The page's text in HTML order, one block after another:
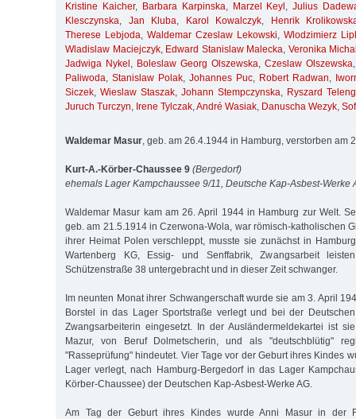
Kristine Kaicher, Barbara Karpinska, Marzel Keyl ,Julius
Klesczynska, Jan Kluba, Karol Kowalczyk,
Henrik
Therese Lebjoda, Waldemar Czeslaw Lekowski, Wlodzimierz
Wladislaw Maciejczyk, Edward Stanislaw Malecka, Veronika
Jadwiga Nykel , Boleslaw Georg Olszewska, Czeslaw Olszewska
Paliwoda, Stanislaw Polak, Johannes Puc, Robert Radwan,
Siczek, Wieslaw Staszak, Johann Stempczynska, Ryszard
Juruch Turczyn, Irene Tylczak,André Wasiak, Danuscha Wezyk,
Waldemar Masur , geb. am 26.4.1944 in Hamburg, verstorben am
Kurt-A.-Körber-Chaussee 9 (Bergedorf)
ehemals Lager Kampchaussee 9/11, Deutsche Kap-Asbest-Werke
Waldemar Masur kam am 26. April 1944 in Hamburg zur Welt.
geb. am 21.5.1914 in Czerwona-Wola, war römisch-katholischen
ihrer Heimat Polen verschleppt, musste sie zunächst in
Wartenberg KG, Essig- und Senffabrik, Zwangsarbeit
Schützenstraße 38 untergebracht und in dieser Zeit schwanger.
Im neunten Monat ihrer Schwangerschaft wurde sie am 3. April
Borstel in das Lager Sportstraße verlegt und bei der
Zwangsarbeiterin eingesetzt. In der Ausländermeldekartei ist
Mazur, von Beruf Dolmetscherin, und als "deutschblütig"
"Rasseprüfung" hindeutet. Vier Tage vor der Geburt ihres Kindes
Lager verlegt, nach Hamburg-Bergedorf in das Lager
Körber-Chaussee) der Deutschen Kap-Asbest-Werke AG.
Am Tag der Geburt ihres Kindes wurde Anni Masur in der